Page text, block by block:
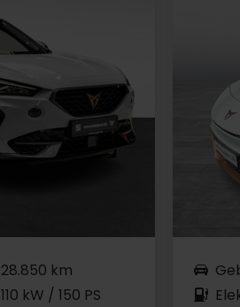
28.850 km
110 kW / 150 PS